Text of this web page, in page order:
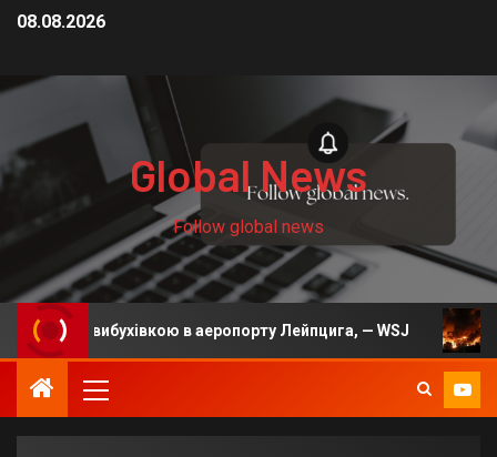
08.08.2026
Global News
Follow global news
в аеропорту Лейпцига, — WSJ На